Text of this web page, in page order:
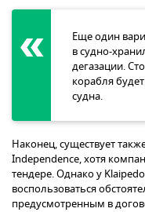
Еще один
в судно-
дегазации.
корабля
судна.
Наконец, существует
Independence, хотя
тендере. Однако у
воспользоваться
предусмотренным в